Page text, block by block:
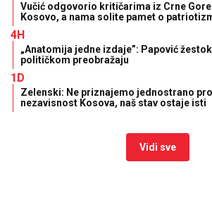
Vučić odgovorio kritičarima iz Crne
Kosovo, a nama solite pamet o
4H
„Anatomija jedne izdaje”: Papović
političkom preobražaju
1D
Zelenski: Ne priznajemo jednostrano
nezavisnost Kosova, naš stav ostaje isti
Vidi sve